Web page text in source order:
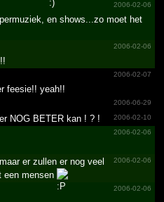
2006-02-06
en shows...zo moet het
2006-02-06
2006-02-07
feesie!! yeah!!
2006-06-29
2006-02-10
NOG BETER kan ­! ? !
2006-02-06
2006-02-06
er zullen er nog veel
een mensen
2006-02-06